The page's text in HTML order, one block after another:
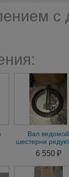
с
Вал ведомой
шестерни
Komatsu
6 550 ₽